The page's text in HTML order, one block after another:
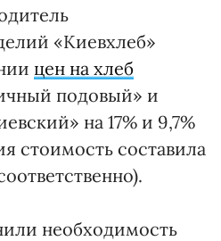
«Киевхлеб»
цен на хлеб
подовый» и
на 17% и 9,7%
стоимость составила
необходимость